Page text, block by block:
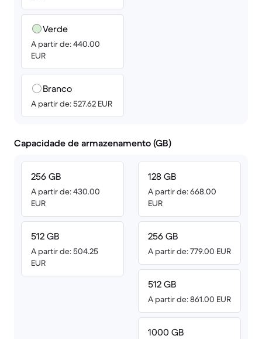
Verde
A partir de: 440.00
EUR
Branco
A partir de: 527.62 EUR
Capacidade de armazenamento (GB)
256 GB
A partir de: 430.00
EUR
512 GB
A partir de: 504.25
EUR
128 GB
A partir de: 668.00
EUR
256 GB
A partir de: 779.00 EUR
512 GB
A partir de: 861.00 EUR
1000 GB